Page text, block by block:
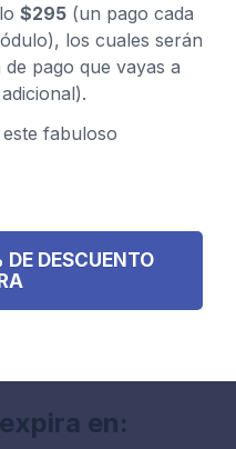
$295 (un pago cada
los cuales serán
pago que vayas a
fabuloso
DE DESCUENTO
en: